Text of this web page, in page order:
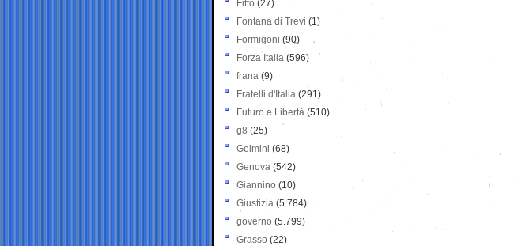
Fitto (27)
Fontana di Trevi (1)
Formigoni (90)
Forza Italia (596)
frana (9)
Fratelli d'Italia (291)
Futuro e Libertà (510)
g8 (25)
Gelmini (68)
Genova (542)
Giannino (10)
Giustizia (5.784)
governo (5.799)
Grasso (22)